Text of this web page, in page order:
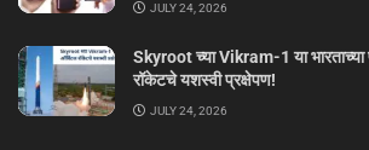
JULY 24, 2026
Skyroot च्या Vikram-1 या भारताच्या
रॉकेटचे यशस्वी प्रक्षेपण!
JULY 24, 2026